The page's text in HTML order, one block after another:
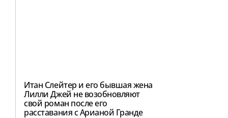
Итан Слейтер и его бывшая жена
Лилли Джей не возобновляют
свой роман после его
расставания с Арианой Гранде